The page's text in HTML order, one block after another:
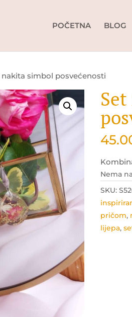
POČETNA BLOG
nakita simbol posvećenosti
Nema
SKU:
pričom,
lijepa,